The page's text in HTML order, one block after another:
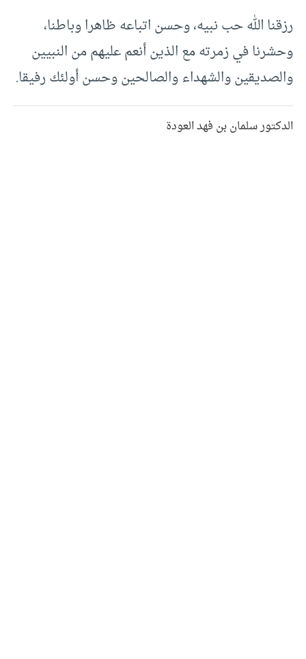
رزقنا الله حب نبيه، وحسن اتباعه ظاهرا وباطنا،
وحشرنا في زمرته مع الذين أنعم عليهم من النبيين
والصديقين والشهداء والصالحين وحسن أولئك رفيقا.
الدكتور سلمان بن فهد العودة